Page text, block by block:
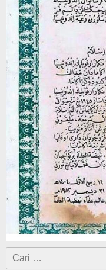
Cari
untuk: